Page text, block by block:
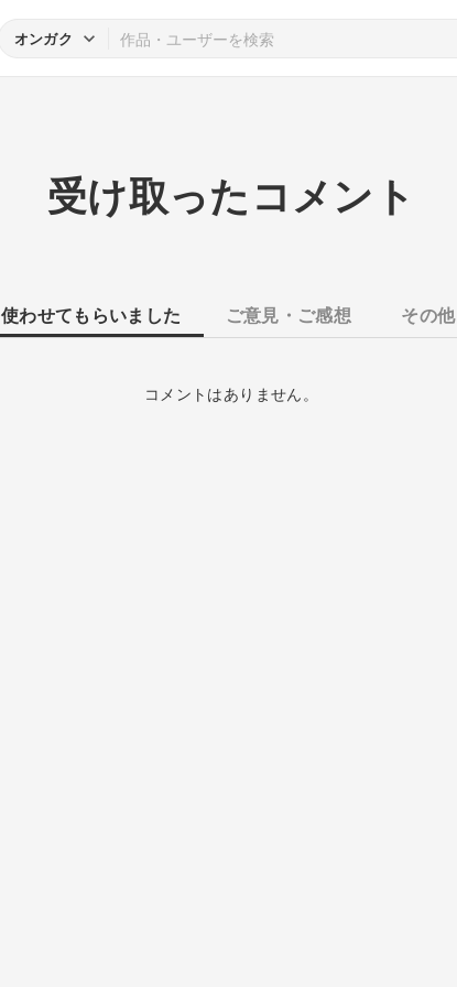
オンガク
受け取ったコメント
使わせてもらいました ご意見・ご感想 その他
コメントはありません。